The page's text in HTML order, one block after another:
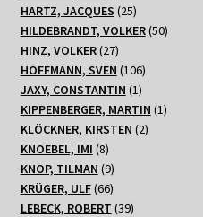
Produkte
HARTZ, JACQUES 2525
Produkte
HILDEBRANDT, VOLKER 5050
HINZ, VOLKER 2727
Produkte
HOFFMANN, SVEN 106106
Produkte
JAXY, CONSTANTIN 11
Produkt
KIPPENBERGER, MARTIN 11
KLÖCKNER, KIRSTEN 22
KNOEBEL, IMI 88
Produkte
KNOP, TILMAN 99
Produkte
KRÜGER, ULF 6666
Produkte
LEBECK, ROBERT 3939